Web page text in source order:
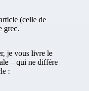
(celle de
grec.
je vous livre le
– qui ne diffère
: